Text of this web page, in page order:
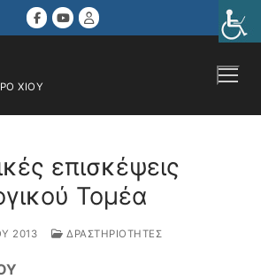
ΧΊΟΥ
επισκέψεις
Τομέα
2013 ΔΡΑΣΤΗΡΙΌΤΗΤΕΣ